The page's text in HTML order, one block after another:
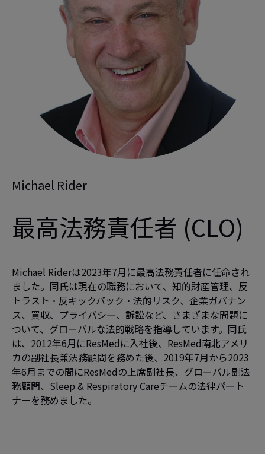
Michael Rider
最高法務責任者 (CLO)
Michael Riderは2023年7月に最高法務責任者に任命され
ました。同氏は現在の職務において、知的財産管理、反
トラスト・反キックバック・法的リスク、企業ガバナン
ス、買収、プライバシー、訴訟など、さまざまな問題に
ついて、グローバルな法的戦略を指導しています。同氏
は、2012年6月にResMedに入社後、ResMed南北アメリ
カの副社長兼法務顧問を務めた後、2019年7月から2023
年6月までの間にResMedの上席副社長、グローバル副法
務顧問、Sleep & Respiratory Careチームの法律パート
ナーを務めました。